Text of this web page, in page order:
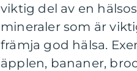
viktig del av en
mineraler som är
främja god hälsa.
äpplen, bananer,